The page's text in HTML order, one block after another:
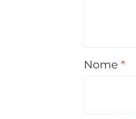
Nome*